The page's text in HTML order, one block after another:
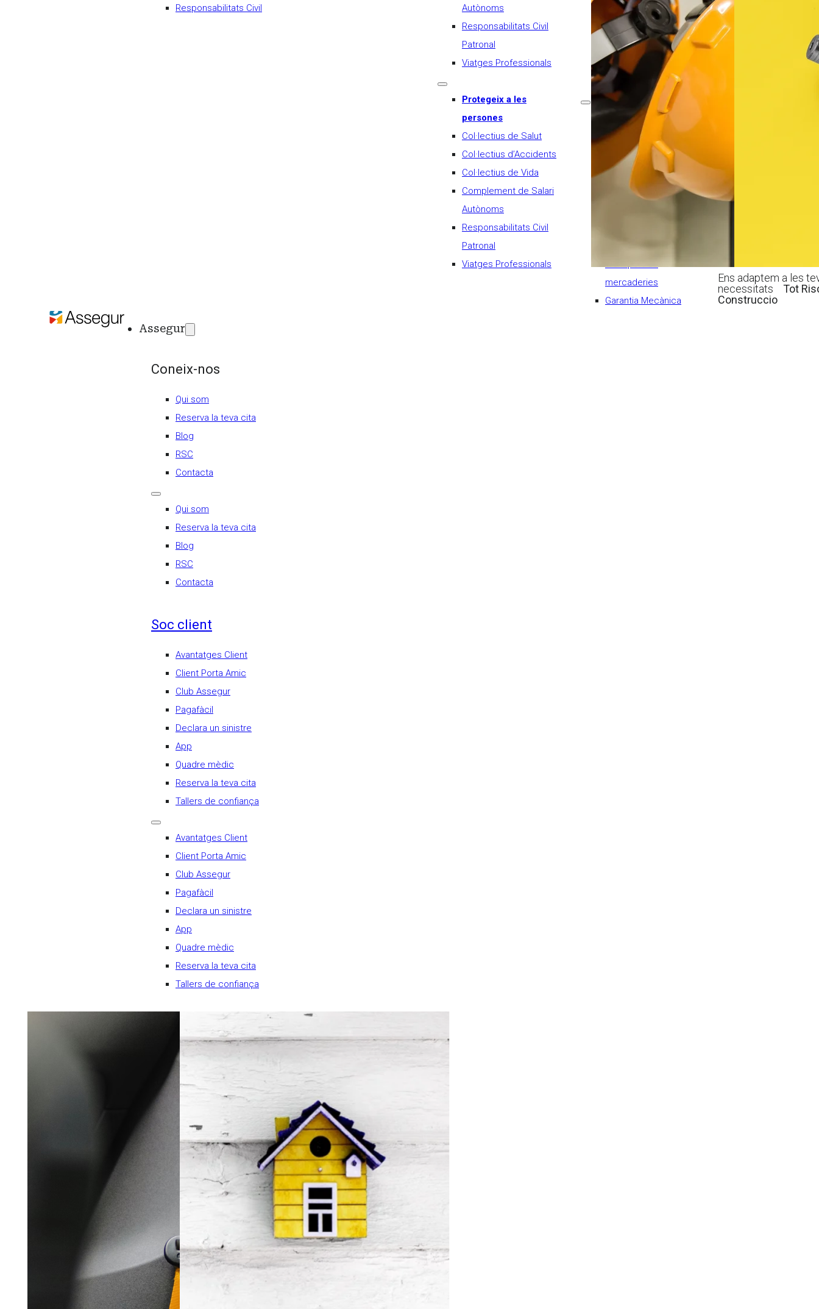
Responsabilitats Civil
Autònoms
Responsabilitats Civil
Patronal
Viatges Professionals
Protegeix a les
persones
Col·lectius de Salut
Col·lectius d’Accidents
Col·lectius de Vida
Complement de Salari
Autònoms
Responsabilitats Civil
Patronal
Viatges Professionals
Avaria maquinària
Flota comercial
Transport de
mercaderies
Garantia Mecànica
Ens adaptem a les teves
necessitats
Desenal per a obres
Tot risc construcció
Protecció jurídica
Flota comercial
mercaderies
Garantia Mecànica
Ens adaptem a les
necessitats
Tot
Construccio
Assegur
Coneix-nos
Qui som
Reserva la teva cita
Blog
RSC
Contacta
Qui som
Reserva la teva cita
Blog
RSC
Contacta
Soc client
Avantatges Client
Client Porta Amic
Club Assegur
Pagafàcil
Declara un sinistre
App
Quadre mèdic
Reserva la teva cita
Tallers de confiança
Avantatges Client
Client Porta Amic
Club Assegur
Pagafàcil
Declara un sinistre
App
Quadre mèdic
Reserva la teva cita
Tallers de confiança